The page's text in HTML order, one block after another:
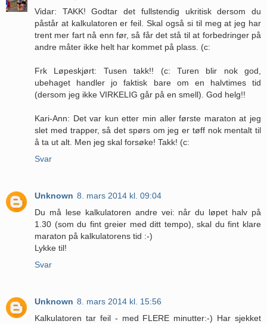
Vidar: TAKK! Godtar det fullstendig ukritisk dersom du
påstår at kalkulatoren er feil. Skal også si til meg at jeg har
trent mer fart nå enn før, så får det stå til at forbedringer på
andre måter ikke helt har kommet på plass. (c:
Frk Løpeskjørt: Tusen takk!! (c: Turen blir nok god,
ubehaget handler jo faktisk bare om en halvtimes tid
(dersom jeg ikke VIRKELIG går på en smell). God helg!!
Kari-Ann: Det var kun etter min aller første maraton at jeg
slet med trapper, så det spørs om jeg er tøff nok mentalt til
å ta ut alt. Men jeg skal forsøke! Takk! (c:
Svar
Unknown 8. mars 2014 kl. 09:04
Du må lese kalkulatoren andre vei: når du løpet halv på
1.30 (som du fint greier med ditt tempo), skal du fint klare
maraton på kalkulatorens tid :-)
Lykke til!
Svar
Unknown 8. mars 2014 kl. 15:56
Kalkulatoren tar feil - med FLERE minutter:-) Har sjekket